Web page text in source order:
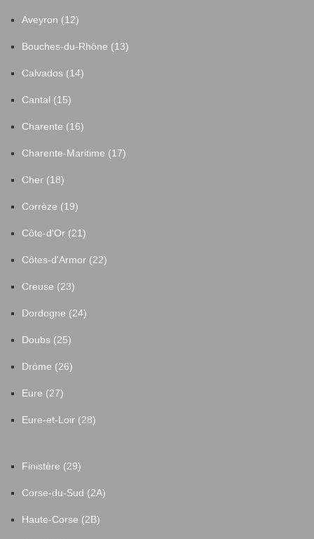
Aveyron (12)
Bouches-du-Rhône (13)
Calvados (14)
Cantal (15)
Charente (16)
Charente-Maritime (17)
Cher (18)
Corrèze (19)
Côte-d'Or (21)
Côtes-d'Armor (22)
Creuse (23)
Dordogne (24)
Doubs (25)
Drôme (26)
Eure (27)
Eure-et-Loir (28)
Finistère (29)
Corse-du-Sud (2A)
Haute-Corse (2B)